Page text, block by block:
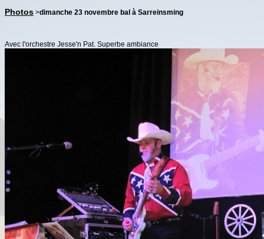
Photos >dimanche 23 novembre bal à Sarreinsming
Avec l'orchestre Jesse'n Pat. Superbe ambiance